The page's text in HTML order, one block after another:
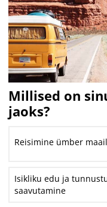
Millised on
jaoks?
Reisimine ümber
Isikliku edu ja
saavutamine